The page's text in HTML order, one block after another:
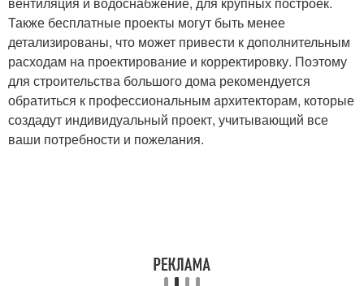
Также бесплатные проекты могут быть менее
детализированы, что может привести к дополнительным
расходам на проектирование и корректировку. Поэтому
для строительства большого дома рекомендуется
обратиться к профессиональным архитекторам, которые
создадут индивидуальный проект, учитывающий все
ваши потребности и пожелания.